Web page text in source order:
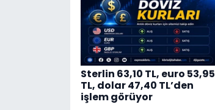
Sterlin 63,10 TL, euro 53,95
TL, dolar 47,40 TL’den
işlem görüyor